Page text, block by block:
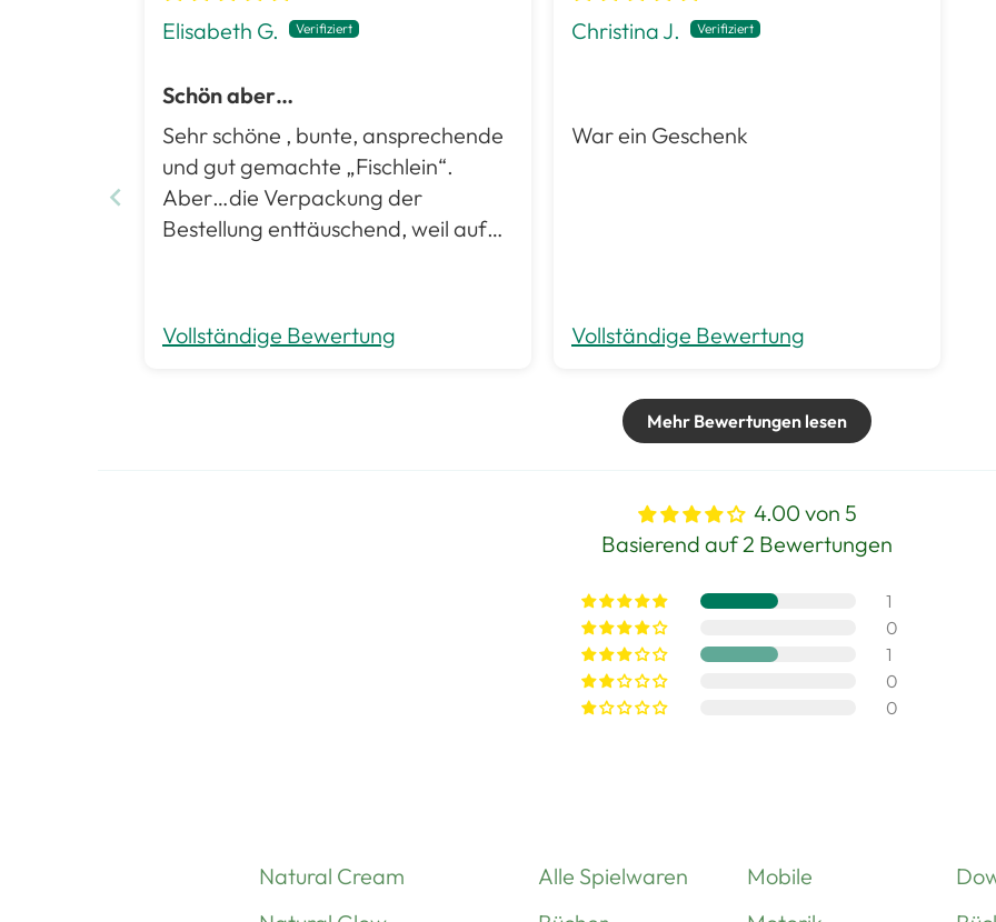
Elisabeth G.
Schön aber…
Sehr schöne , bunte, ansprechende
und gut gemachte „Fischlein“.
Aber…die Verpackung der
Bestellung enttäuschend, weil auf
doppelt, verpackt. Mein erster
Gedanke war: warum denkt man
Vollständige Bewertung
Christina J.
War ein Geschenk
Vollständige Bewertung
Mehr Bewertungen lesen
4.00 von 5
Basierend auf 2 Bewertungen
1
0
1
0
0
Natural Cream
Alle Spielwaren
Mobile